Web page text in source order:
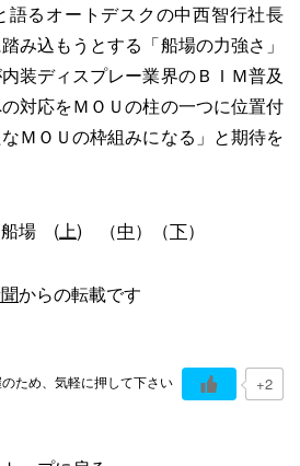
語るオートデスクの中西智行社長
み込もうとする「船場の力強さ」
装ディスプレー業界のＢＩＭ普及
対応をＭＯＵの柱の一つに位置付
ＭＯＵの枠組みになる」と期待を
場 (上) （中）（下）
からの転載です
ため、気軽に押して下さい +2